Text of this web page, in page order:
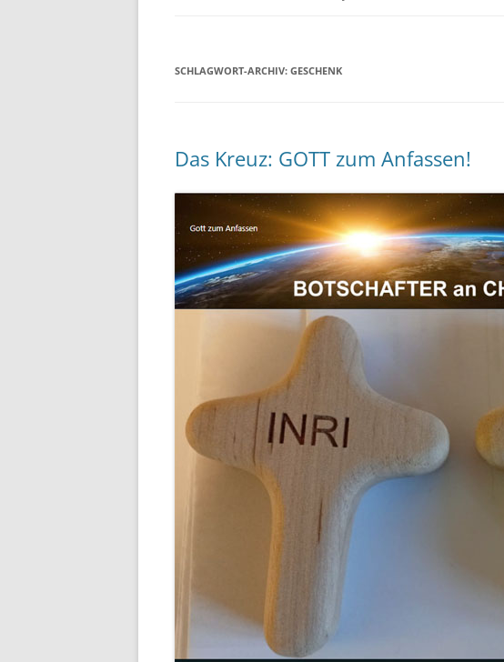
SCHLAGWORT-ARCHIV: GESCHENK
Das Kreuz: GOTT zum Anfassen!